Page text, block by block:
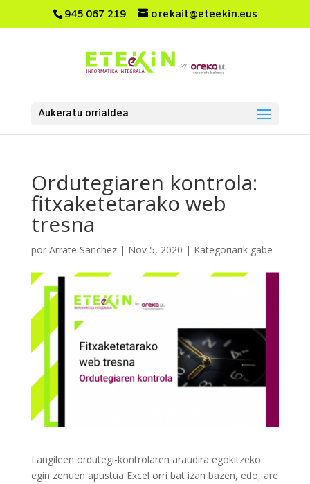
945 067 219 orekait@eteekin.eus
Aukeratu orrialdea
Ordutegiaren kontrola:
fitxaketetarako web
tresna
por Arrate Sanchez| Nov 5, 2020 | Kategoriarik gabe
Langileen ordutegi-kontrolaren araudira egokitzeko
egin zenuen apustua Excel orri bat izan bazen, edo, are